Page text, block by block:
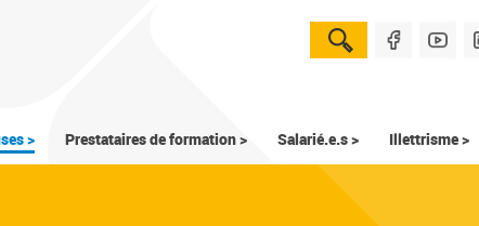
> Prestataires de formation > Salarié.e.s > Illettrisme >